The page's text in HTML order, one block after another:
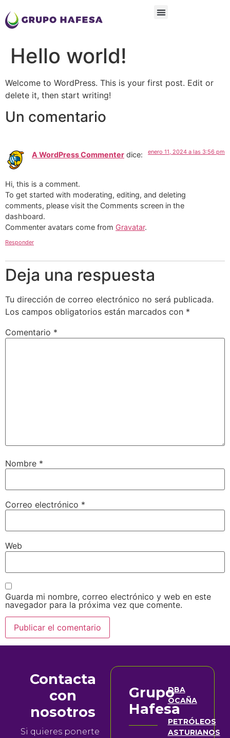
Hello world!
Welcome to WordPress. This is your first post. Edit or
delete it, then start writing!
Un comentario
A WordPress Commenter dice: enero 11, 2024 a las 3:56 pm
Hi, this is a comment.
To get started with moderating, editing, and deleting
comments, please visit the Comments screen in the
dashboard.
Commenter avatars come from Gravatar.
Responder
Deja una respuesta
Tu dirección de correo electrónico no será publicada.
Los campos obligatorios están marcados con *
Comentario *
Nombre *
Correo electrónico *
Web
Guarda mi nombre, correo electrónico y web en este
navegador para la próxima vez que comente.
Contacta
con
nosotros
Si quieres ponerte
Grupo
Hafesa
DBA
OCAÑA
PETRÓLEOS
ASTURIANOS